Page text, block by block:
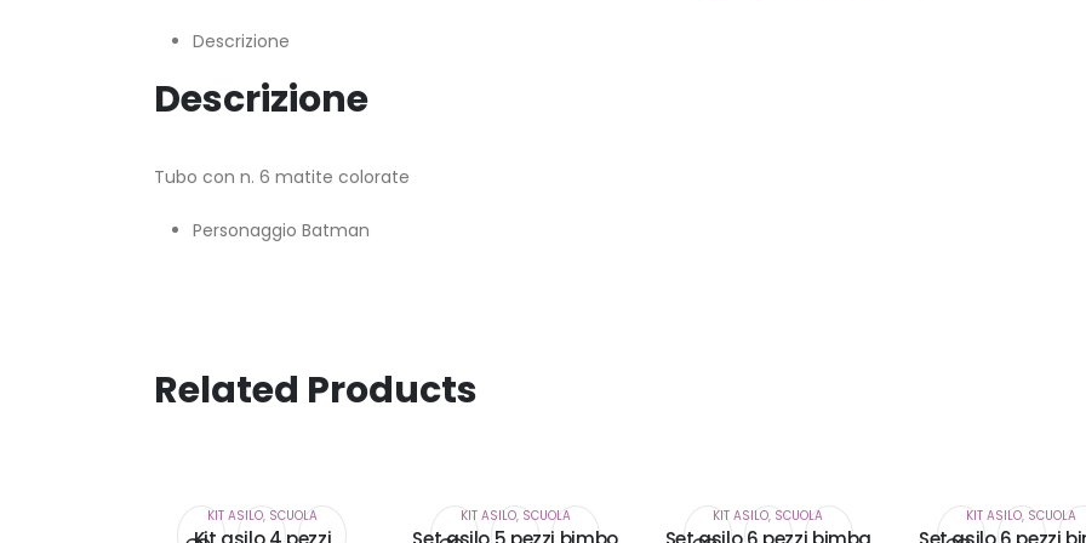
Descrizione
Descrizione
Tubo con n. 6 matite colorate
Personaggio Batman
Related Products
KIT ASILO, SCUOLA KIT ASILO, SCUOLA KIT ASILO, SCUOLA KIT ASILO, SCUOLA